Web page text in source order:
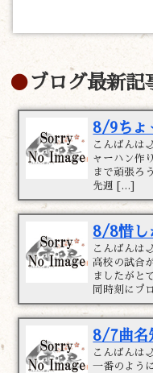
ブログ最新記
8/9ちょ
こんばんは
ャーハン作
まで頑張ろ
先週 […]
8/8惜し
こんばんは
高校の試合
ましたがと
同時刻にプ
8/7曲名
こんばんは
一番のよう